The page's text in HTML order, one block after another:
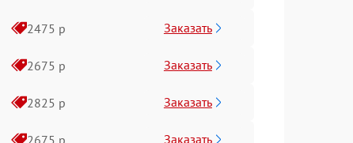
2475 р Заказать
2675 р Заказать
2825 р Заказать
2675 р Заказать